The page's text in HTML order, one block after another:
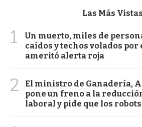
Las Más Vistas
1
Un muerto, miles de
caídos y techos volados
ameritó alerta roja
2
El ministro de Ganadería,
pone un freno a la
laboral y pide que los